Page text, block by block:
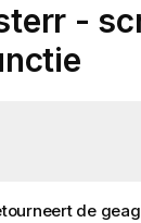
-
de